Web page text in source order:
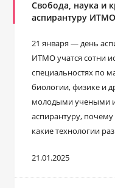
Свобода, наука и
аспирантуру ИТМО
21 января — день
ИТМО учатся сотни
специальностях по
биологии, физике и
молодыми учеными
аспирантуру,
какие технологии
21.01.2025